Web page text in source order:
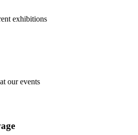
exhibitions
our events